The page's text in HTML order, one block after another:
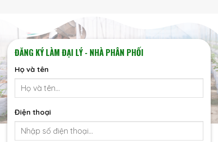
ĐĂNG KÝ LÀM ĐẠI LÝ - NHÀ PHÂN PHỐI
Họ và tên
Điện thoại